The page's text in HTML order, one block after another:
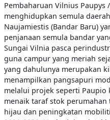
Pembaharuan Vilnius
menghidupkan semula
Naujamiestis (Bandar Baru)
penjanaan semula bandar
Sungai Vilnia pasca
guna campur yang meriah
yang dahulunya merupakan
menampilkan pangsapuri
melalui projek seperti Paupio
menaik taraf stok
hijau dan peningkatan